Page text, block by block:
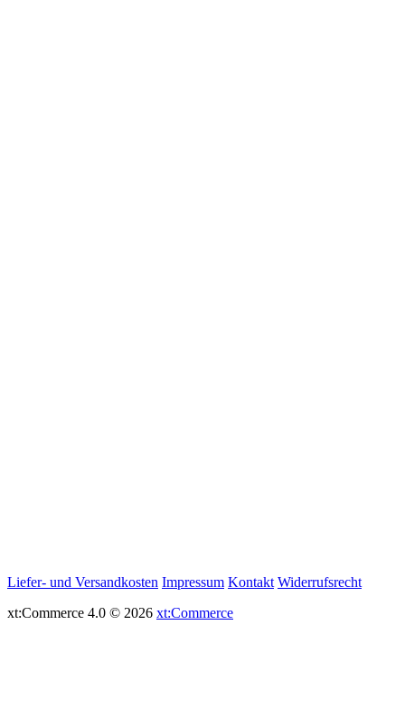
Liefer- und Versandkosten Impressum Kontakt Widerrufsrecht
xt:Commerce 4.0 © 2026 xt:Commerce